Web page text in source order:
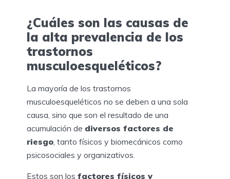
¿Cuáles son las causas de
la alta prevalencia de los
trastornos
musculoesqueléticos?
La mayoría de los trastornos
musculoesqueléticos no se deben a una sola
causa, sino que son el resultado de una
acumulación de diversos factores de
riesgo, tanto físicos y biomecánicos como
psicosociales y organizativos.
Estos son los factores físicos y